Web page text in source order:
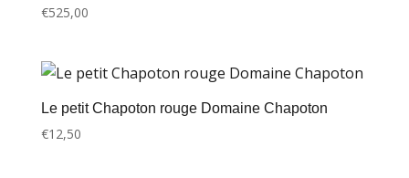
€525,00
Le petit Chapoton rouge Domaine Chapoton
€12,50